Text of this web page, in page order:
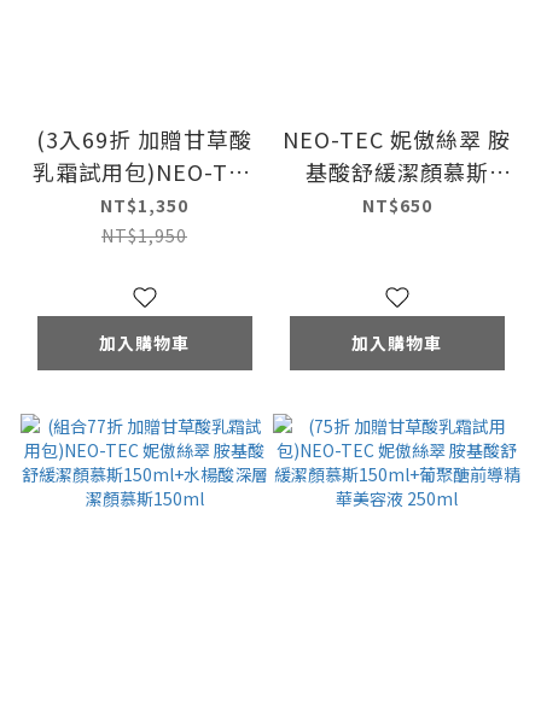
(3入69折 加贈甘草酸
乳霜試用包)NEO-TEC
妮傲絲翠 胺基酸舒緩
潔顏慕斯150ml(三入)
NT$1,350
NT$1,950
加入購物車
NEO-TEC 妮傲絲翠 胺
基酸舒緩潔顏慕斯
150ml
NT$650
加入購物車